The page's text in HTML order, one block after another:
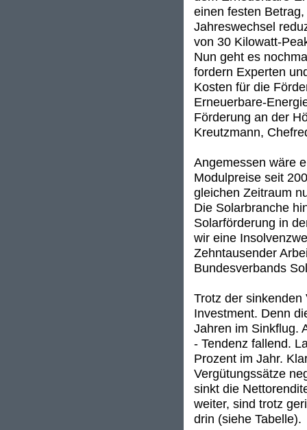
einen festen
Jahreswechsel
von 30 Kilowatt-
Nun geht es
fordern Experten
Kosten für die
Erneuerbare-
Förderung an der
Kreutzmann,
Angemessen wäre
Modulpreise seit
gleichen Zeitraum
Die Solarbranche
Solarförderung in
wir eine
Zehntausender
Bundesverbands
Trotz der
Investment. Denn
Jahren im Sinkflug.
- Tendenz fallend.
Prozent im Jahr.
Vergütungssätze
sinkt die
weiter, sind trotz
drin (siehe Tabelle).